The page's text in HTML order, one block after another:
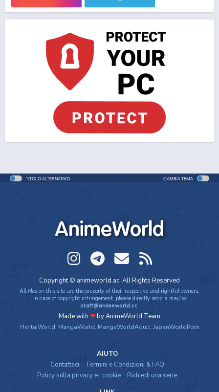
TITOLO ALTERNATIVO CAMBIA TEMA
AnimeWorld
Copyright © animeworld.ac. All Rights Reserved
All files on this site are the property of their respective and rightful owners.
In case of copyright infringement, please directly send a mail to
staff@animeworld.cc.
Made with ❤by AnimeWorld Team
HentaiWorld, MangaWorld, MangaWorldAdult, JapanWorldPorn
AIUTO
Contattaci
Termini e Condizioni & FAQ
Policy sulla privacy e i cookie
Richiedi una serie